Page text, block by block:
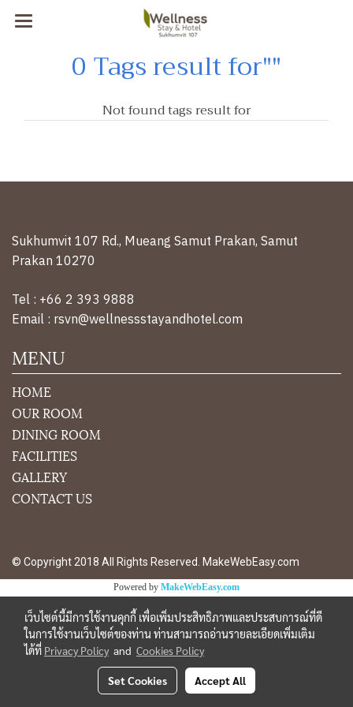
0 Tags result for""
Not found tags result for
Sukhumvit 107 Rd., Mueang Samut Prakan, Samut
Prakan 10270
Tel : +66 2 393 9888
Email : rsvn@wellnessstayandhotel.com
MENU
HOME
OUR ROOM
DINING ROOM
FACILITIES
GALLERY
CONTACT US
© Copyright 2018 All Rights Reserved. MakeWebEasy.com
Powered by MakeWebEasy.com
เว็บไซต์นี้มีการใช้งานคุกกี้ เพื่อเพิ่มประสิทธิภาพและประสบการณ์ที่ดี
ในการใช้งานเว็บไซต์ของท่าน ท่านสามารถอ่านรายละเอียดเพิ่มเติม
ได้ที่ Privacy Policy and Cookies Policy
Set Cookies Accept All